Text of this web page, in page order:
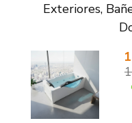
Exteriores,